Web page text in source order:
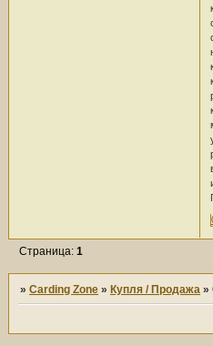
Страница:1
»Carding Zone » Купля / Продажа »